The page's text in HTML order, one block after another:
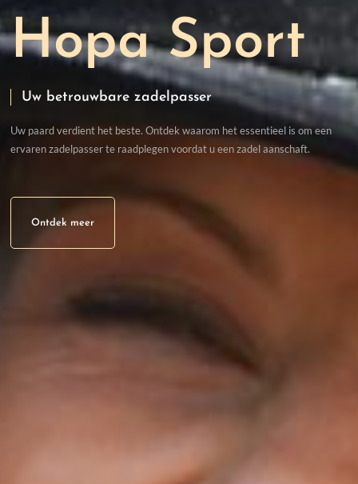
Hopa Sport
Uw betrouwbare zadelpasser
Uw paard verdient het beste. Ontdek waarom het essentieel is om een
ervaren zadelpasser te raadplegen voordat u een zadel aanschaft.
Ontdek meer